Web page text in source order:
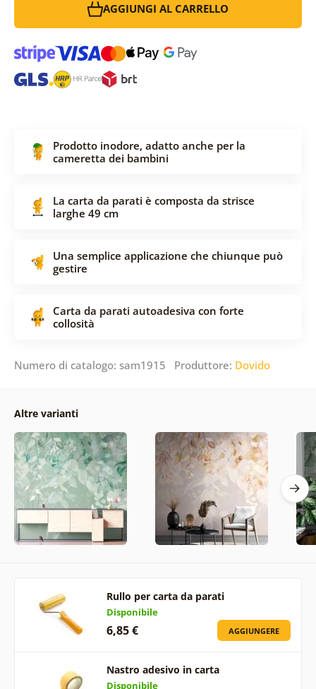
AGGIUNGI AL CARRELLO
Prodotto inodore, adatto anche per la
cameretta dei bambini
La carta da parati è composta da strisce
larghe 49 cm
Una semplice applicazione che chiunque può
gestire
Carta da parati autoadesiva con forte
collosità
Numero di catalogo: sam1915 Produttore: Dovido
Altre varianti
Rullo per carta da parati
Disponibile
6,85 € AGGIUNGERE
Nastro adesivo in carta
Disponibile